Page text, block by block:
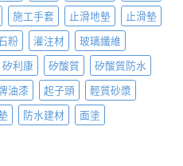
施工手套 止滑地墊
止滑墊
粉 灌注材
玻璃纖維
矽利康 矽酸質
矽酸質防水
油漆 起子頭
輕質砂漿
防水建材 面塗